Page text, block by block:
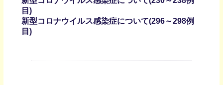
目)
新型コロナウイルス感染症について(296～298例
目)